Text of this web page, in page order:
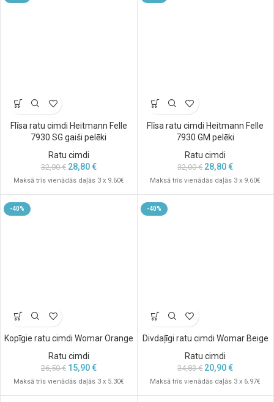
Flīsa ratu cimdi Heitmann Felle
7930 SG gaiši pelēki
Ratu cimdi
32,00€ 28,80€
Maksā trīs vienādās daļās 3 x 9.60€
Flīsa ratu cimdi Heitmann Felle
7930 GM pelēki
Ratu cimdi
32,00€ 28,80€
Maksā trīs vienādās daļās 3 x 9.60€
-40%
Kopīgie ratu cimdi Womar Orange
Ratu cimdi
26,50€ 15,90€
Maksā trīs vienādās daļās 3 x 5.30€
-40%
Divdaļīgi ratu cimdi Womar Beige
Ratu cimdi
34,83€ 20,90€
Maksā trīs vienādās daļās 3 x 6.97€